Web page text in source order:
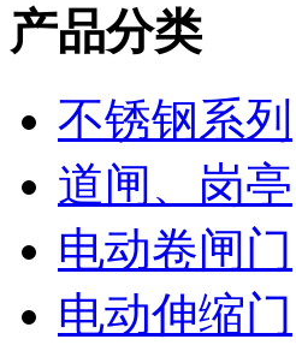
产品分类
不锈钢系列
道闸、岗亭
电动卷闸门
电动伸缩门